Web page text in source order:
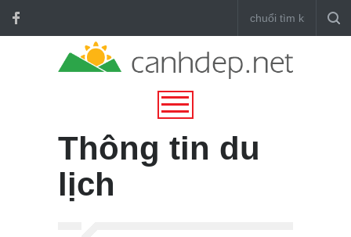
Thông tin du
lịch